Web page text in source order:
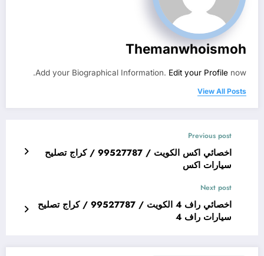
Themanwhoismoh
Add your Biographical Information. Edit your Profile now.
View All Posts
Previous post
اخصائي اكس الكويت / 99527787 / كراج تصليح
سيارات اكس
Next post
اخصائي راف 4 الكويت / 99527787 / كراج تصليح
سيارات راف 4